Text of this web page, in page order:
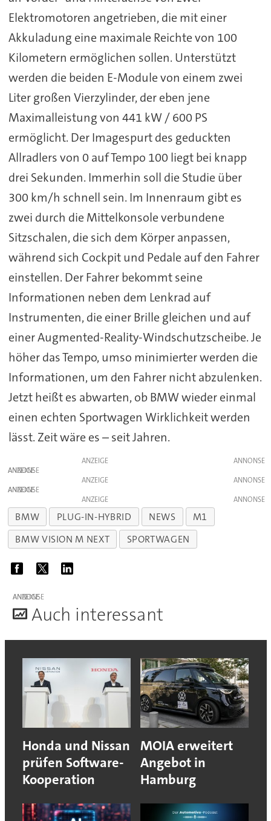
Elektromotoren angetrieben, die mit einer
Akkuladung eine maximale Reichte von 100
Kilometern ermöglichen sollen. Unterstützt
werden die beiden E-Module von einem zwei
Liter großen Vierzylinder, der eben jene
Maximalleistung von 441 kW / 600 PS
ermöglicht. Der Imagespurt des geduckten
Allradlers von 0 auf Tempo 100 liegt bei knapp
drei Sekunden. Immerhin soll die Studie über
300 km/h schnell sein. Im Innenraum gibt es
zwei durch die Mittelkonsole verbundene
Sitzschalen, die sich dem Körper anpassen,
während sich Cockpit und Pedale auf den Fahrer
einstellen. Der Fahrer bekommt seine
Informationen neben dem Lenkrad auf
Instrumenten, die einer Brille gleichen und auf
einer Augmented-Reality-Windschutzscheibe. Je
höher das Tempo, umso minimierter werden die
Informationen, um den Fahrer nicht abzulenken.
Jetzt heißt es abwarten, ob BMW wieder einmal
einen echten Sportwagen Wirklichkeit werden
lässt. Zeit wäre es – seit Jahren.
ANZEIGE
ANZEIGE
ANZEIGE
ANZEIGE
ANZEIGE
BMW PLUG-IN-HYBRID NEWS
M1
BMW VISION M NEXT
SPORTWAGEN
ANZEIGE
Auch interessant
Honda und Nissan
prüfen Software-
Kooperation
MOIA erweitert
Angebot in
Hamburg